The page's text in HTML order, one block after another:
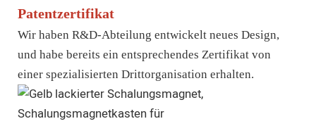
Patentzertifikat
Wir haben R&D-Abteilung entwickelt neues Design,
und habe bereits ein entsprechendes Zertifikat von
einer spezialisierten Drittorganisation erhalten.